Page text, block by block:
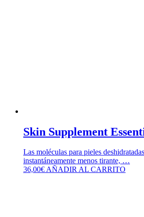
Skin Supplement
Las moléculas para pieles
instantáneamente menos tirante, …
36,00€AÑADIR AL CARRITO